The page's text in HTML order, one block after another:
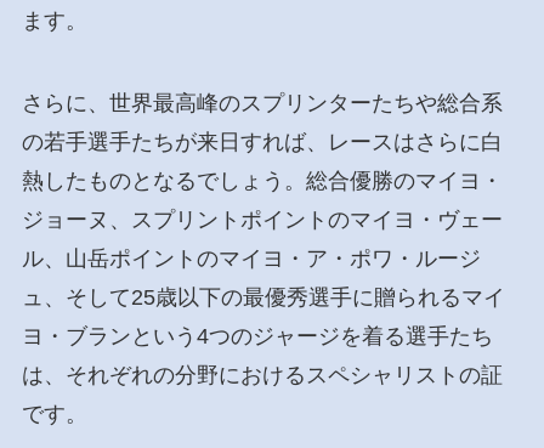
ます。
さらに、世界最高峰のスプリンターたちや総合系
の若手選手たちが来日すれば、レースはさらに白
熱したものとなるでしょう。総合優勝のマイヨ・
ジョーヌ、スプリントポイントのマイヨ・ヴェー
ル、山岳ポイントのマイヨ・ア・ポワ・ルージ
ュ、そして25歳以下の最優秀選手に贈られるマイ
ヨ・ブランという4つのジャージを着る選手たち
は、それぞれの分野におけるスペシャリストの証
です。